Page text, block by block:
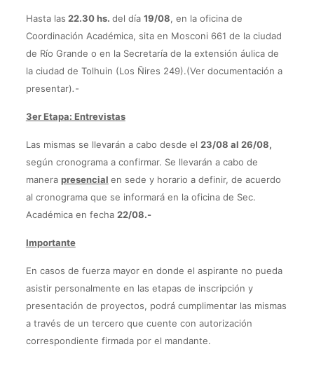
Hasta las 22.30 hs. del día 19/08, en la oficina de
Coordinación Académica, sita en Mosconi 661 de la ciudad
de Río Grande o en la Secretaría de la extensión áulica de
la ciudad de Tolhuin (Los Ñires 249).(Ver documentación a
presentar).-
3er Etapa: Entrevistas
Las mismas se llevarán a cabo desde el 23/08 al 26/08,
según cronograma a confirmar. Se llevarán a cabo de
manera presencial en sede y horario a definir, de acuerdo
al cronograma que se informará en la oficina de Sec.
Académica en fecha 22/08.-
Importante
En casos de fuerza mayor en donde el aspirante no pueda
asistir personalmente en las etapas de inscripción y
presentación de proyectos, podrá cumplimentar las mismas
a través de un tercero que cuente con autorización
correspondiente firmada por el mandante.